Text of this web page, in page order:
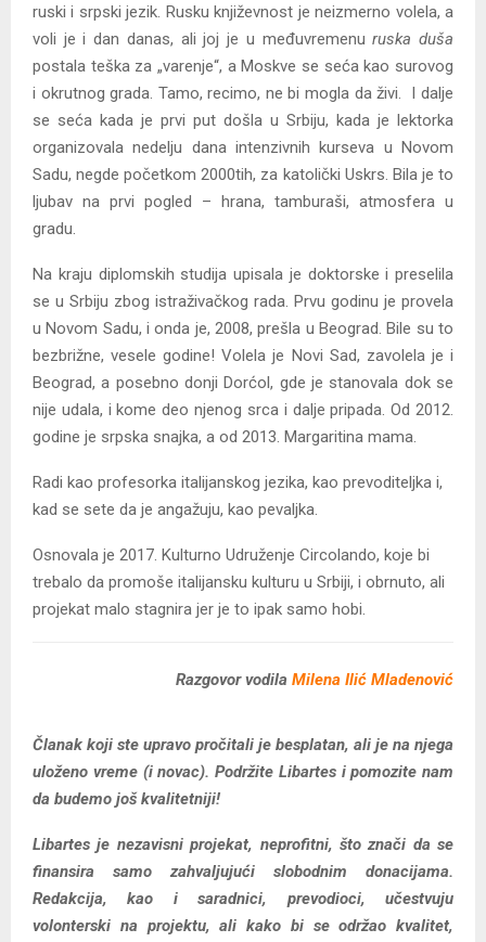
ruski i srpski jezik. Rusku književnost je neizmerno volela, a
voli je i dan danas, ali joj je u međuvremenuruska duša
postala teška za „varenje“, a Moskve se seća kao surovog
i okrutnog grada. Tamo, recimo, ne bi mogla da živi. I dalje
se seća kada je prvi put došla u Srbiju, kada je lektorka
organizovala nedelju dana intenzivnih kurseva u Novom
Sadu, negde početkom 2000tih, za katolički Uskrs. Bila je to
ljubav na prvi pogled – hrana, tamburaši, atmosfera u
gradu.
Na kraju diplomskih studija upisala je doktorske i preselila
se u Srbiju zbog istraživačkog rada. Prvu godinu je provela
u Novom Sadu, i onda je, 2008, prešla u Beograd. Bile su to
bezbrižne, vesele godine! Volela je Novi Sad, zavolela je i
Beograd, a posebno donji Dorćol, gde je stanovala dok se
nije udala, i kome deo njenog srca i dalje pripada. Od 2012.
godine je srpska snajka, a od 2013. Margaritina mama.
Radi kao profesorka italijanskog jezika, kao prevoditeljka i,
kad se sete da je angažuju, kao pevaljka.
Osnovala je 2017. Kulturno Udruženje Circolando, koje bi
trebalo da promoše italijansku kulturu u Srbiji, i obrnuto, ali
projekat malo stagnira jer je to ipak samo hobi.
Razgovor vodila Milena Ilić Mladenović
Članak koji ste upravo pročitali je besplatan, ali je na njega
uloženo vreme (i novac). Podržite Libartes i pomozite nam
da budemo još kvalitetniji!
Libartes je nezavisni projekat, neprofitni, što znači da se
finansira samo zahvaljujući slobodnim donacijama.
Redakcija, kao i saradnici, prevodioci, učestvuju
volonterski na projektu, ali kako bi se održao kvalitet,